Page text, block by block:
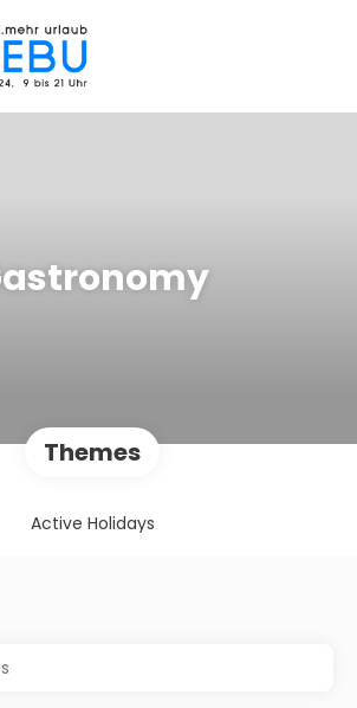
Themes
Active Holidays